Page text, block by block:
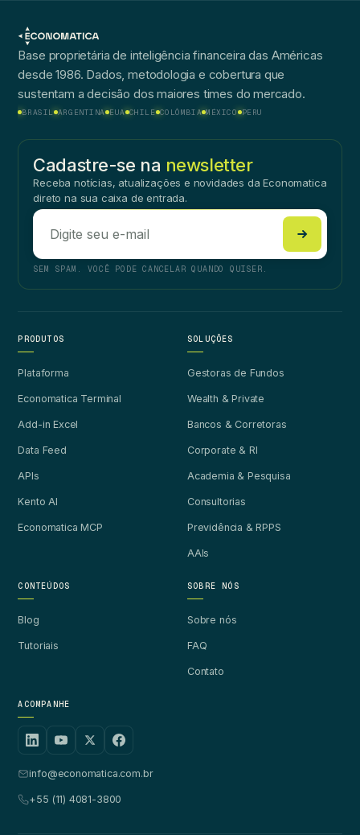
Base proprietária de inteligência financeira das Américas
desde 1986. Dados, metodologia e cobertura que
sustentam a decisão dos maiores times do mercado.
BRASIL ARGENTINA EUA CHILE COLÔMBIA MÉXICO PERU
Cadastre-se na newsletter
Receba notícias, atualizações e novidades da Economatica
direto na sua caixa de entrada.
SEM SPAM. VOCÊ PODE CANCELAR QUANDO QUISER.
PRODUTOS
Plataforma
Economatica Terminal
Add-in Excel
Data Feed
APIs
Kento AI
Economatica MCP
SOLUÇÕES
Gestoras de Fundos
Wealth & Private
Bancos & Corretoras
Corporate & RI
Academia & Pesquisa
Consultorias
Previdência & RPPS
AAIs
CONTEÚDOS
Blog
Tutoriais
SOBRE NÓS
Sobre nós
FAQ
Contato
ACOMPANHE
info@economatica.com.br
+55 (11) 4081-3800